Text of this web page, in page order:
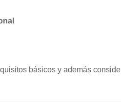
básicos y además